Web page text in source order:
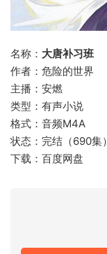
名称： 大唐补习班
作者：危险的世界
主播：安燃
类型：有声小说
格式：音频M4A
状态：完结（690集）
下载：百度网盘